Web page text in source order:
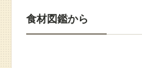
食材図鑑から